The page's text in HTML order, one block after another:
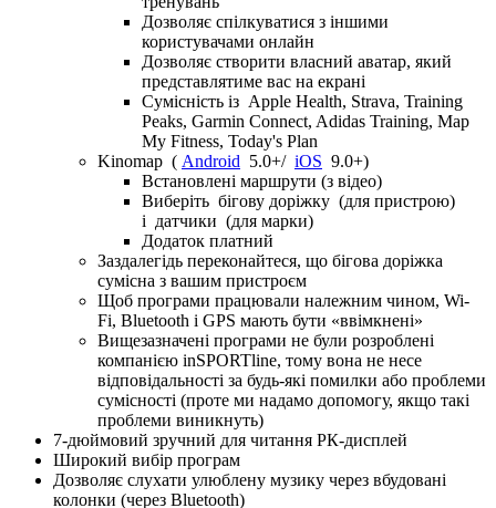
Дозволяє спілкуватися з іншими
користувачами онлайн
Дозволяє створити власний аватар, який
представлятиме вас на екрані
Сумісність із Apple Health, Strava, Training
Peaks, Garmin Connect, Adidas Training, Map
My Fitness, Today's Plan
Kinomap ( Android 5.0+/ iOS 9.0+)
Встановлені маршрути (з відео)
Виберіть бігову доріжку (для пристрою)
і датчики (для марки)
Додаток платний
Заздалегідь переконайтеся, що бігова доріжка
сумісна з вашим пристроєм
Щоб програми працювали належним чином, Wi-
Fi, Bluetooth і GPS мають бути «ввімкнені»
Вищезазначені програми не були розроблені
компанією inSPORTline, тому вона не несе
відповідальності за будь-які помилки або проблеми
сумісності (проте ми надамо допомогу, якщо такі
проблеми виникнуть)
7-дюймовий зручний для читання РК-дисплей
Широкий вибір програм
Дозволяє слухати улюблену музику через вбудовані
колонки (через Bluetooth)